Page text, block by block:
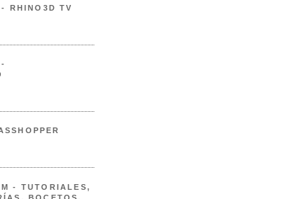
RHINO3D TV
- TUTORIALES,